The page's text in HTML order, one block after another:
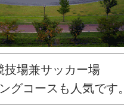
技場兼サッカー場
グコースも人気です。